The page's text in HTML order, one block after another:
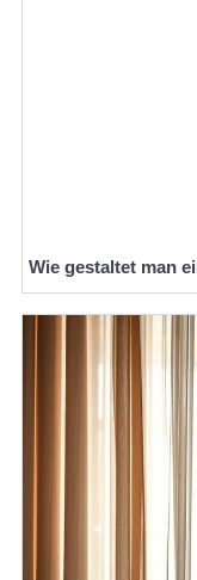
Wie gestaltet man